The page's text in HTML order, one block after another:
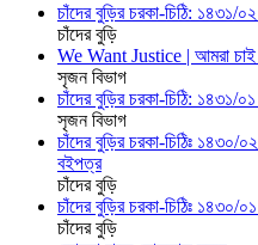
চাঁদের বুড়ির চরকা-চিঠি: ১৪৩১/
চাঁদের বুড়ি
We Want Justice | আমরা চাই
সৃজন বিভাগ
চাঁদের বুড়ির চরকা-চিঠি: ১৪৩১/
সৃজন বিভাগ
চাঁদের বুড়ির চরকা-চিঠিঃ
বইপত্র
চাঁদের বুড়ি
চাঁদের বুড়ির চরকা-চিঠিঃ
চাঁদের বুড়ি